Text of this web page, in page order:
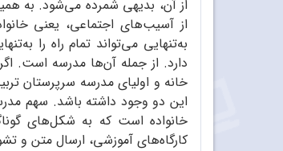
از آن، بدیهی شمرده می‌شود. به
از آسیب‌های اجتماعی، یعنی
به‌تنهایی می‌تواند تمام راه را
دارد. از جمله آن‌ها مدرسه است.
خانه و اولیای مدرسه سرپرستان
این دو وجود داشته باشد. سهم
خانواده است که به شکل‌های
کارگاه‌های آموزشی، ارسال متن و